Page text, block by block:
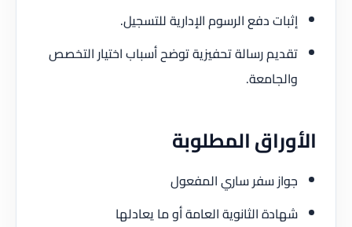
إثبات دفع الرسوم الإدارية للتسجيل.
تقديم رسالة تحفيزية توضح أسباب اختيار التخصص
والجامعة.
الأوراق المطلوبة
جواز سفر ساري المفعول
شهادة الثانوية العامة أو ما يعادلها